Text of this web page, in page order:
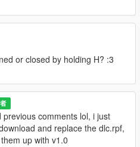
or closed by holding H? :3
comments lol, i just
and replace the dlc.rpf,
up with v1.0